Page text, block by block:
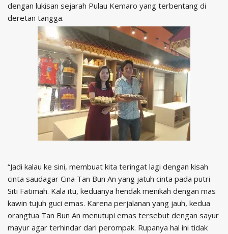
dengan lukisan sejarah Pulau Kemaro yang terbentang di
deretan tangga.
“Jadi kalau ke sini, membuat kita teringat lagi dengan kisah
cinta saudagar Cina Tan Bun An yang jatuh cinta pada putri
Siti Fatimah. Kala itu, keduanya hendak menikah dengan mas
kawin tujuh guci emas. Karena perjalanan yang jauh, kedua
orangtua Tan Bun An menutupi emas tersebut dengan sayur
mayur agar terhindar dari perompak. Rupanya hal ini tidak